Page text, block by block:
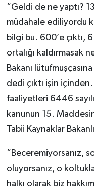
“Geldi de ne yaptı?
müdahale ediliyordu
bilgi bu. 600’e çıktı,
ortalığı kaldırmasak
Bakanı
dedi çıktı işin
faaliyetleri 6446
kanunun 15.
Tabii Kaynaklar
“Beceremiyorsanız,
oluyorsanız, o
halkı olarak biz